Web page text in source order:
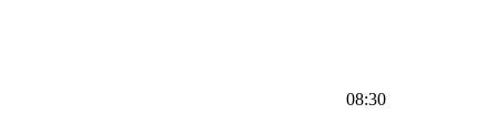
08:30